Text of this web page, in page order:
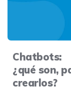
Chatbots:
¿qué son,
crearlos?